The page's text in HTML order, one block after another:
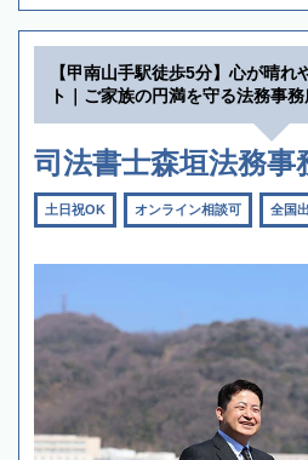
【甲南山手駅徒歩5分】心が晴
ト｜ご家族の円満を守る法務事務
司法書士森垣法務事
土日祝OK オンライン相談可 全国